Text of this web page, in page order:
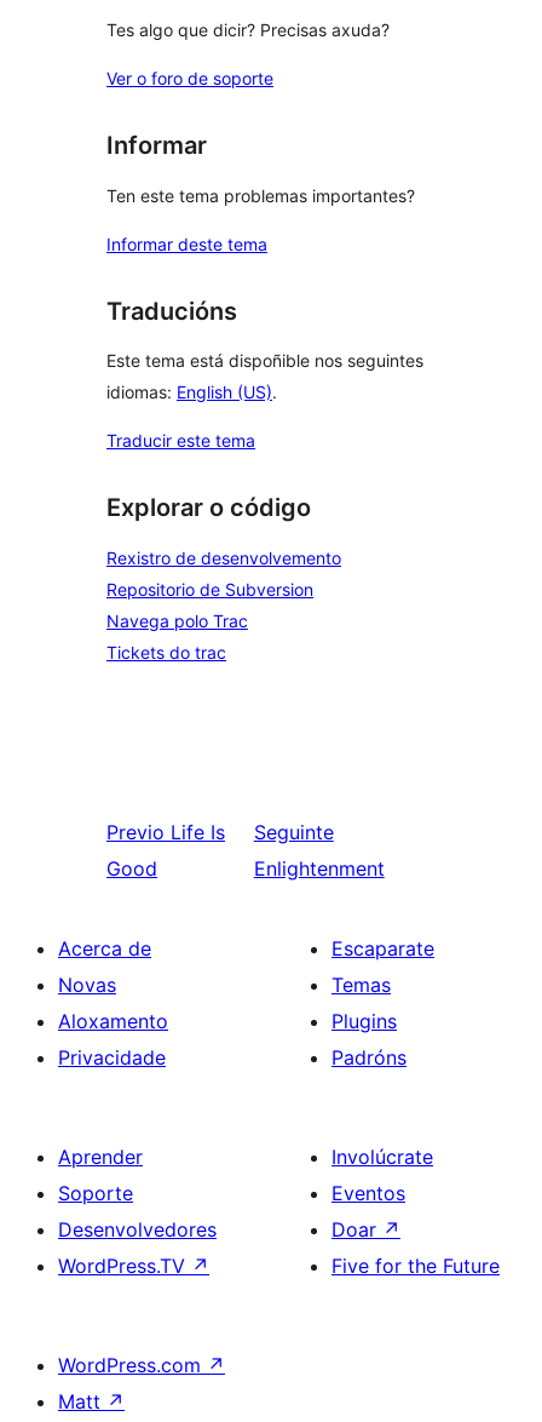
Tes algo que dicir? Precisas axuda?
Ver o foro de soporte
Informar
Ten este tema problemas importantes?
Informar deste tema
Traducións
Este tema está dispoñible nos seguintes
idiomas: English (US).
Traducir este tema
Explorar o código
Rexistro de desenvolvemento
Repositorio de Subversion
Navega polo Trac
Tickets do trac
Previo Life Is
Good
Seguinte
Enlightenment
Acerca de
Novas
Aloxamento
Privacidade
Escaparate
Temas
Plugins
Padróns
Aprender
Soporte
Desenvolvedores
WordPress.TV ↗
Involúcrate
Eventos
Doar ↗
Five for the Future
WordPress.com ↗
Matt ↗